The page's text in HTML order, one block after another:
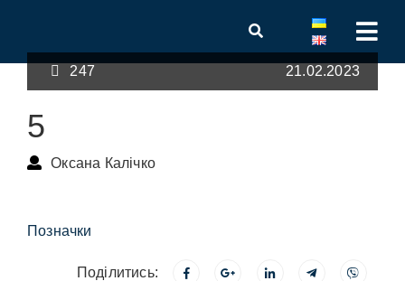
247 21.02.2023
5
Оксана Калічко
Позначки
Поділитись: